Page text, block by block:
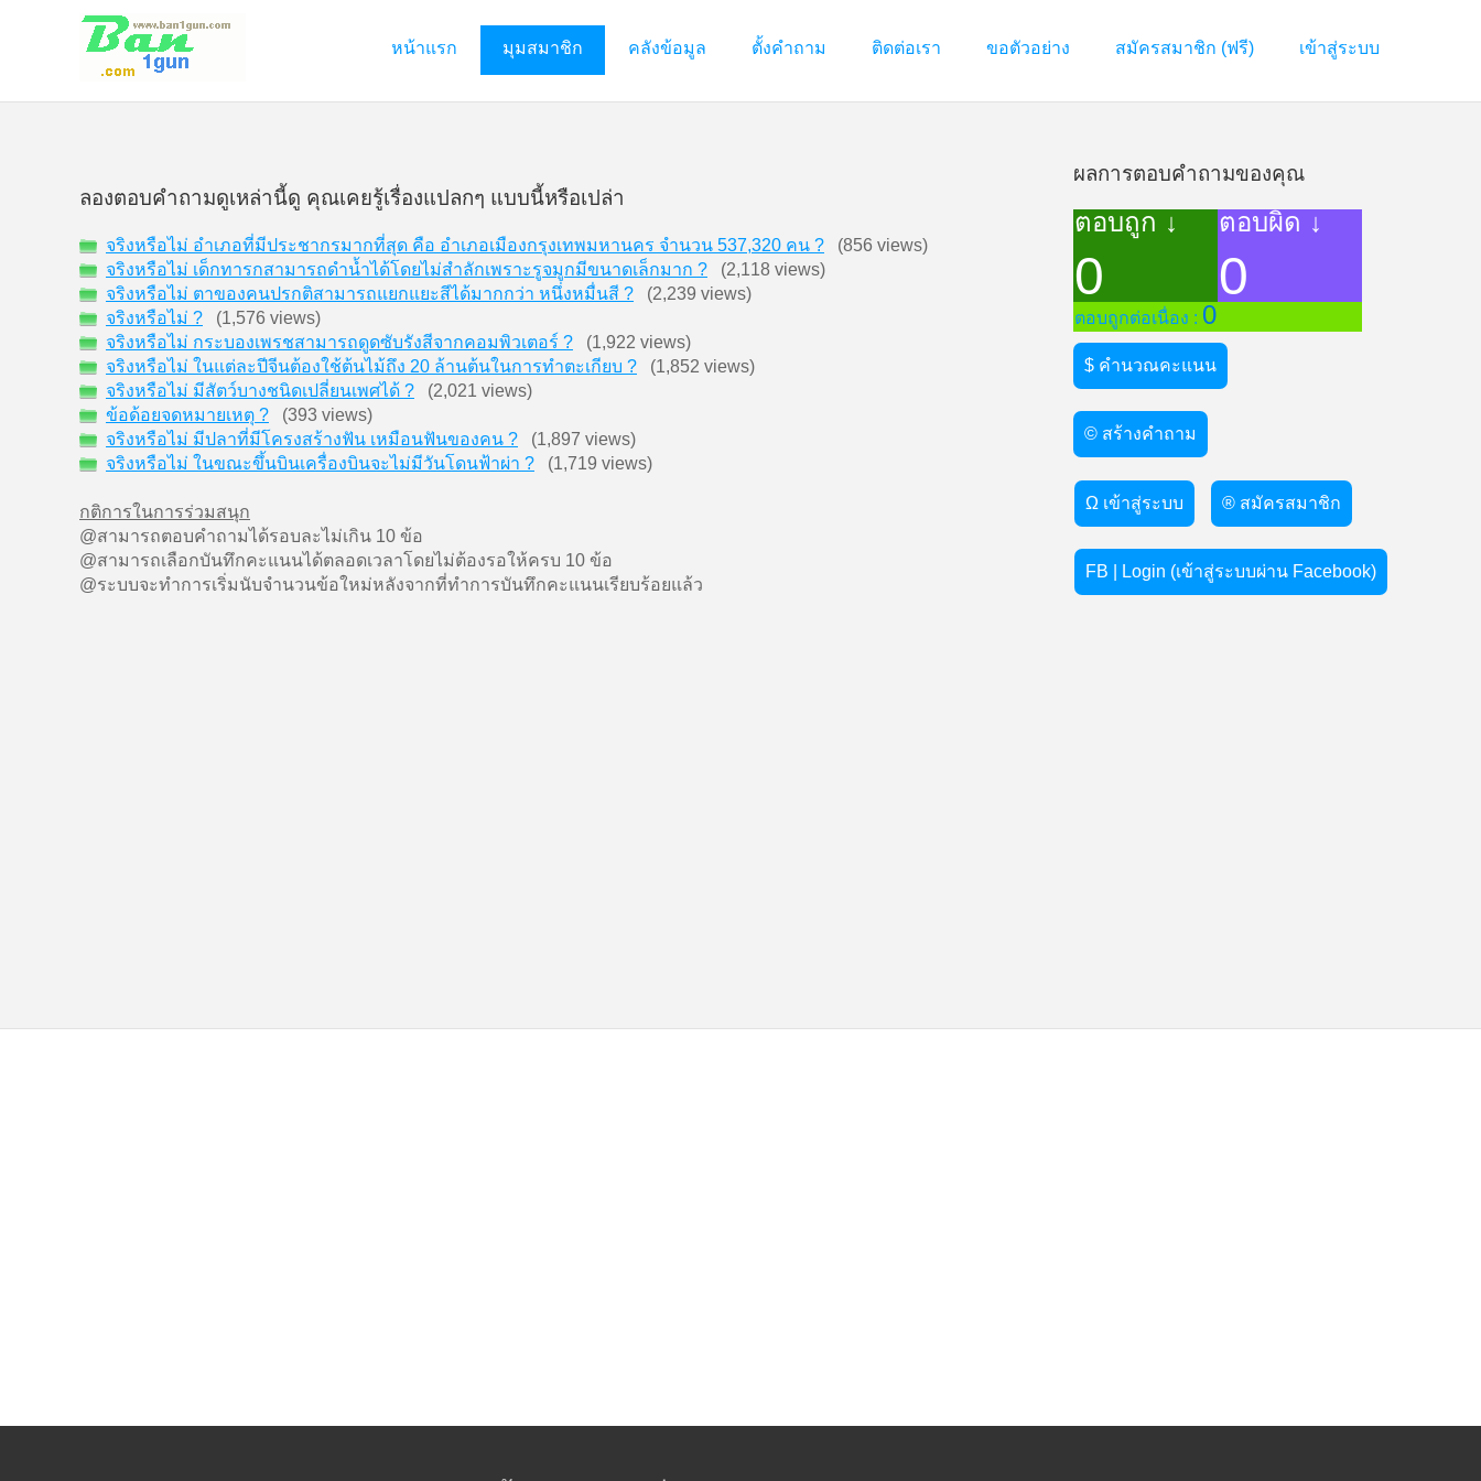
หน้าแรก มุมสมาชิก คลังข้อมูล ตั้งคำถาม ติดต่อเรา ขอตัวอย่าง สมัครสมาชิก (ฟรี) เข้าสู่ระบบ
ลองตอบคำถามดูเหล่านี้ดู คุณเคยรู้เรื่องแปลกๆ แบบนี้หรือเปล่า
จริงหรือไม่ อำเภอที่มีประชากรมากที่สุด คือ อำเภอเมืองกรุงเทพมหานคร จำนวน 537,320 คน ? (856 views)
จริงหรือไม่ เด็กทารกสามารถดำน้ำได้โดยไม่สำลักเพราะรูจมูกมีขนาดเล็กมาก ? (2,118 views)
จริงหรือไม่ ตาของคนปรกติสามารถแยกแยะสีได้มากกว่า หนึ่งหมื่นสี ? (2,239 views)
จริงหรือไม่ ? (1,576 views)
จริงหรือไม่ กระบองเพรชสามารถดูดซับรังสีจากคอมพิวเตอร์ ? (1,922 views)
จริงหรือไม่ ในแต่ละปีจีนต้องใช้ต้นไม้ถึง 20 ล้านต้นในการทำตะเกียบ ? (1,852 views)
จริงหรือไม่ มีสัตว์บางชนิดเปลี่ยนเพศได้ ? (2,021 views)
ข้อด้อยจดหมายเหตุ ? (393 views)
จริงหรือไม่ มีปลาที่มีโครงสร้างฟัน เหมือนฟันของคน ? (1,897 views)
จริงหรือไม่ ในขณะขึ้นบินเครื่องบินจะไม่มีวันโดนฟ้าผ่า ? (1,719 views)
กติการในการร่วมสนุก
@สามารถตอบคำถามได้รอบละไม่เกิน 10 ข้อ
@สามารถเลือกบันทึกคะแนนได้ตลอดเวลาโดยไม่ต้องรอให้ครบ 10 ข้อ
@ระบบจะทำการเริ่มนับจำนวนข้อใหม่หลังจากที่ทำการบันทึกคะแนนเรียบร้อยแล้ว
ผลการตอบคำถามของคุณ
ตอบถูก ↓ ตอบผิด ↓
0 0
ตอบถูกต่อเนื่อง : 0
$ คำนวณคะแนน
© สร้างคำถาม
Ω เข้าสู่ระบบ ® สมัครสมาชิก
FB | Login (เข้าสู่ระบบผ่าน Facebook)